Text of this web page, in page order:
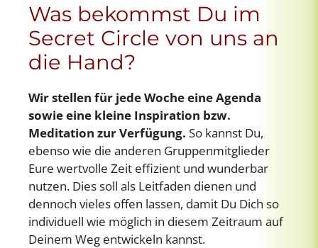
Was bekommst Du im
Secret Circle von uns an
die Hand?
Wir stellen für jede Woche eine Agenda
sowie eine kleine Inspiration bzw.
Meditation zur Verfügung. So kannst Du,
ebenso wie die anderen Gruppenmitglieder
Eure wertvolle Zeit effizient und wunderbar
nutzen. Dies soll als Leitfaden dienen und
dennoch vieles offen lassen, damit Du Dich so
individuell wie möglich in diesem Zeitraum auf
Deinem Weg entwickeln kannst.